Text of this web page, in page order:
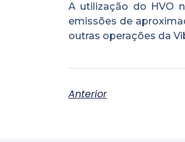
A utilização do HVO
emissões de
outras operações da
Anterior